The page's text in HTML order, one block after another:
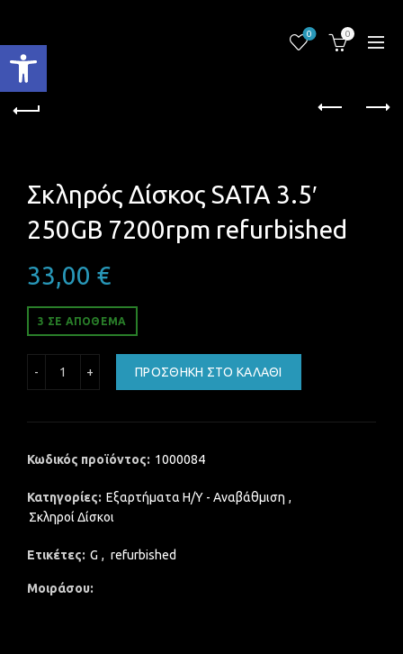
Ανοίξτε τη γραμμή εργαλείων
0 0
Σκληρός Δίσκος SATA 3.5′
250GB 7200rpm refurbished
33,00 €
3 ΣΕ ΑΠΌΘΕΜΑ
ΠΡΟΣΘΉΚΗ ΣΤΟ ΚΑΛΆΘΙ
Κωδικός προϊόντος: 1000084
Κατηγορίες: Εξαρτήματα Η/Υ - Αναβάθμιση ,
Σκληροί Δίσκοι
Ετικέτες: G , refurbished
Μοιράσου